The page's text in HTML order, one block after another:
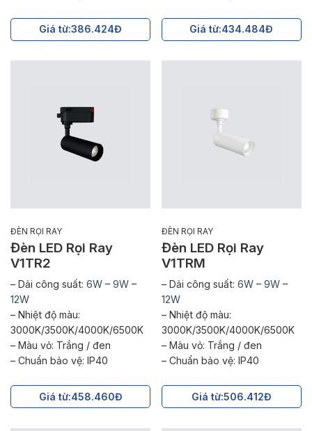
Giá từ:386.424Đ Giá từ:434.484Đ
ĐÈN RỌI RAY
Đèn LED Rọi Ray
V1TR2
– Dải công suất: 6W – 9W –
12W
– Nhiệt độ màu:
3000K/3500K/4000K/6500K
– Màu vỏ: Trắng / đen
– Chuẩn bảo vệ: IP40
Giá từ:458.460Đ
ĐÈN RỌI RAY
Đèn LED Rọi Ray
V1TRM
– Dải công suất: 6W– 9W–
12W
– Nhiệt độ màu:
3000K/3500K/4000K/6500K
– Màu vỏ: Trắng / đen
– Chuẩn bảo vệ: IP40
Giá từ:506.412Đ